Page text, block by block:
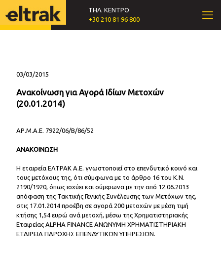
ΤΗΛ. ΚΕΝΤΡΟ
+30 210 81 96 800
03/03/2015
Ανακοίνωση για Αγορά Ιδίων Μετοχών
(20.01.2014)
ΑΡ.Μ.Α.Ε. 7922/06/Β/86/52
ΑΝΑΚΟΙΝΩΣΗ
Η εταιρεία ΕΛΤΡΑΚ Α.Ε. γνωστοποιεί στο επενδυτικό κοινό και
τους μετόχους της, ότι σύμφωνα με το άρθρο 16 του Κ.Ν.
2190/1920, όπως ισχύει και σύμφωνα με την από 12.06.2013
απόφαση της Τακτικής Γενικής Συνέλευσης των Μετόχων της,
στις 17.01.2014 προέβη σε αγορά 200 μετοχών με μέση τιμή
κτήσης 1,54 ευρώ ανά μετοχή, μέσω της Χρηματιστηριακής
Εταιρείας ALPHA FINANCE ΑΝΩΝΥΜΗ ΧΡΗΜΑΤΙΣΤΗΡΙΑΚΗ
ΕΤΑΙΡΕΙΑ ΠΑΡΟΧΗΣ ΕΠΕΝΔΥΤΙΚΩΝ ΥΠΗΡΕΣΙΩΝ.